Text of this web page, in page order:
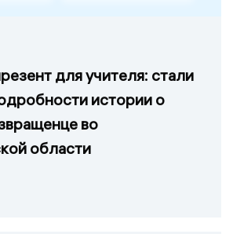
для учителя: стали
истории о
во
области